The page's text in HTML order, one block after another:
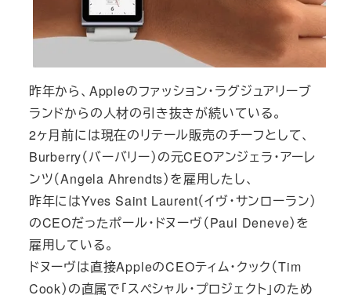
昨年から、Appleのファッション・ラグジュアリーブ
ランドからの人材の引き抜きが続いている。
2ヶ月前には現在のリテール販売のチーフとして、
Burberry（バーバリー）の元CEOアンジェラ・アーレ
ンツ（Angela Ahrendts）を雇用したし、
昨年にはYves Saint Laurent（イヴ・サンローラン）
のCEOだったポール・ドヌーヴ（Paul Deneve）を
雇用している。
ドヌーヴは直接AppleのCEOティム・クック（Tim
Cook）の直属で「スペシャル・プロジェクト」のため